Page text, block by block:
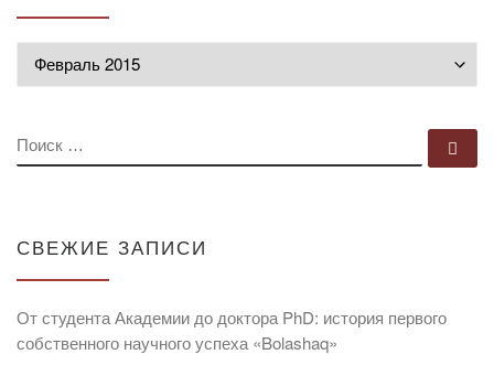
ПОИСК
СВЕЖИЕ ЗАПИСИ
От студента Академии до доктора PhD: история первого
собственного научного успеха «Bolashaq»